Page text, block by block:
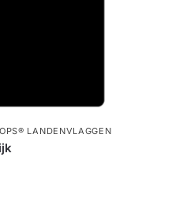
LANDENVLAGGEN